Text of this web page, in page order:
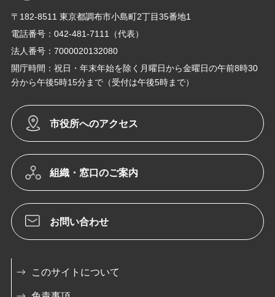
〒182-8511 東京都調布市小島町2丁目35番地1
電話番号：042-481-7111（代表）
法人番号：7000020132080
開庁時間：祝日・年末年始を除く月曜日から金曜日の午前8時30
分から午後5時15分まで（受付は午後5時まで）
市役所へのアクセス
組織・窓口のご案内
お問い合わせ
このサイトについて